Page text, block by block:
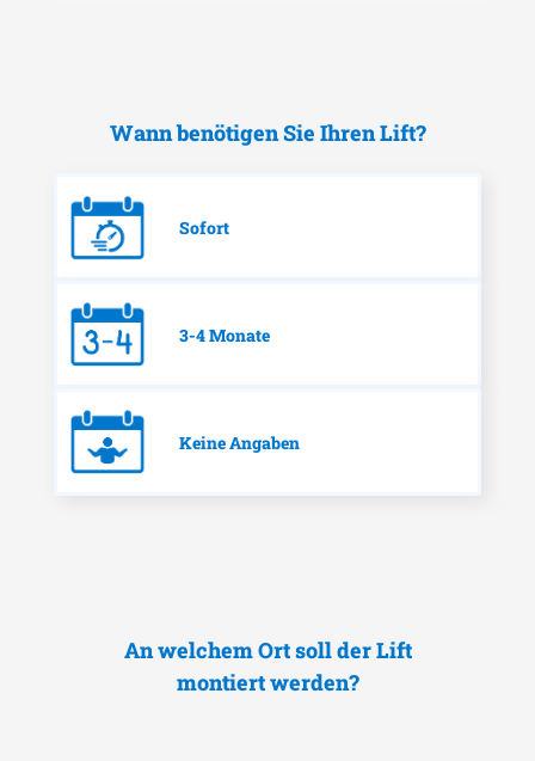
Wann benötigen Sie Ihren Lift?
Sofort
3-4 Monate
Keine Angaben
An welchem Ort soll der Lift
montiert werden?